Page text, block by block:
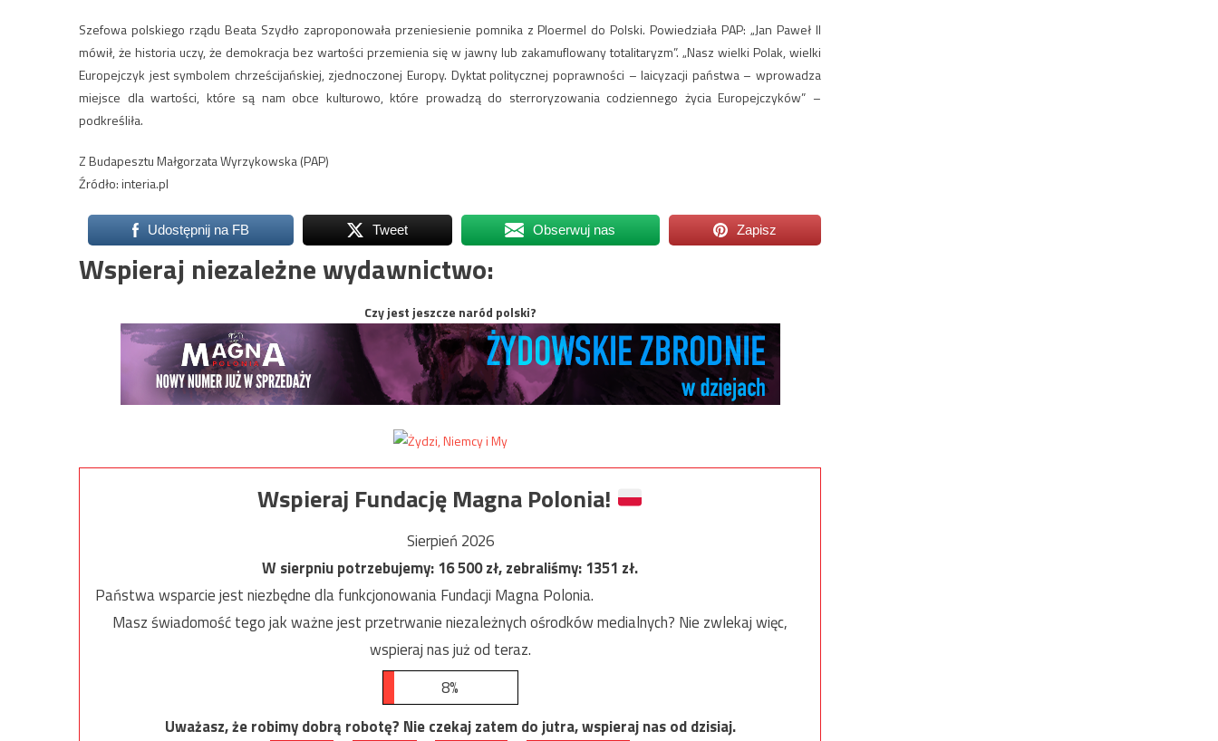
Szefowa polskiego rządu Beata Szydło zaproponowała przeniesienie pomnika z Ploermel do Polski. Powiedziała PAP: „Jan Paweł II
mówił, że historia uczy, że demokracja bez wartości przemienia się w jawny lub zakamuflowany totalitaryzm”. „Nasz wielki Polak, wielki
Europejczyk jest symbolem chrześcijańskiej, zjednoczonej Europy. Dyktat politycznej poprawności – laicyzacji państwa – wprowadza
miejsce dla wartości, które są nam obce kulturowo, które prowadzą do sterroryzowania codziennego życia Europejczyków” –
podkreśliła.
Z Budapesztu Małgorzata Wyrzykowska (PAP)
Źródło: interia.pl
Udostępnij na FB Tweet Obserwuj nas Zapisz
Wspieraj niezależne wydawnictwo:
Czy jest jeszcze naród polski?
Wspieraj Fundację Magna Polonia!
Sierpień 2026
W sierpniu potrzebujemy:16 500zł, zebraliśmy:1351 zł.
Państwa wsparcie jest niezbędne dla funkcjonowania Fundacji Magna Polonia.
Masz świadomość tego jak ważne jest przetrwanie niezależnych ośrodków medialnych? Nie zwlekaj więc,
wspieraj nas już od teraz.
8%
Uważasz, że robimy dobrą robotę? Nie czekaj zatem do jutra, wspieraj nas od dzisiaj.